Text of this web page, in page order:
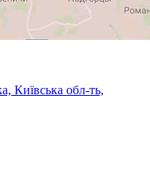
Київська обл-ть,